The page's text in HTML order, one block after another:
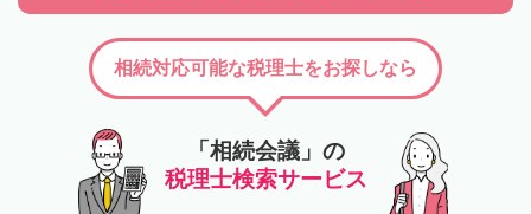
「相続会議」の
税理士検索サービス
相続対応可能な税理士をお探しなら